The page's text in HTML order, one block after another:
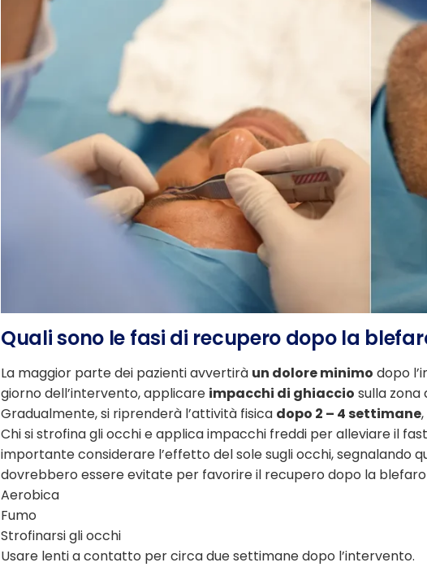
Quali sono le fasi di recupero dopo la
La maggior parte dei pazienti avvertirà un dolore minimo dopo
giorno dell’intervento, applicare impacchi di ghiaccio sulla zona
Gradualmente, si riprenderà l’attività fisica dopo 2 – 4 settimane
Chi si strofina gli occhi e applica impacchi freddi per alleviare il
importante considerare l’effetto del sole sugli occhi, segnalando
dovrebbero essere evitate per favorire il recupero dopo la
Aerobica
Fumo
Strofinarsi gli occhi
Usare lenti a contatto per circa due settimane dopo l’intervento.